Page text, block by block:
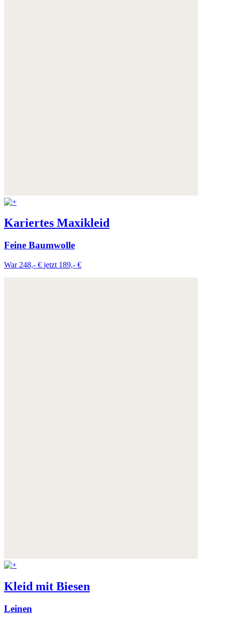
Kariertes Maxikleid
Feine Baumwolle
War 248,- € jetzt 189,- €
Kleid mit Biesen
Leinen